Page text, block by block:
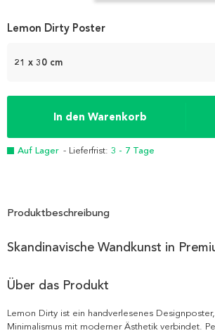
1
21 x 30 cm
In den Warenkorb
Auf Lager - Lieferfrist: 3 - 7 Tage
Lemon Dirty Poster
Produktbeschreibung
Skandinavische Wandkunst in
Über das Produkt
Lemon Dirty ist ein handverlesenes
Minimalismus mit moderner Ästhetik verbindet.